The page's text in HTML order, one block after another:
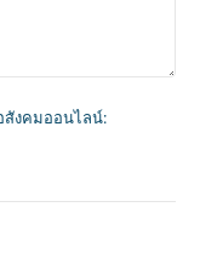
สังคมออนไลน์: